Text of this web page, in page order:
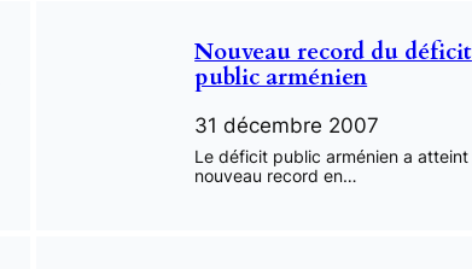
Nouveau record du déficit
public arménien
31 décembre 2007
Le déficit public arménien a atteint
nouveau record en…